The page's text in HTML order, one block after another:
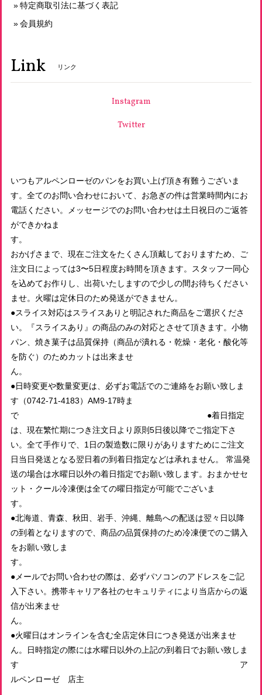
オーガニックシュガーの天然酵母メロンパン
2026/06/16
有機スペルト小麦のみ使用 古代小麦バゲット小
2026/06/16
有機玄米使用 発芽玄米食パン プレーン１山 スライスあり
2026/06/16
2026/06/16
2026/06/12
冷凍おまかせパンセット 3500円（送料込！）
2026/06/08
されておりました。 パンも美味しくいただきました。 送料
込みでご対応いただき、ありがとうございました。
2026/05/27
特定商取引法に基づく表記
会員規約
Link リンク
Instagram
Twitter
いつもアルペンローゼのパンをお買い上げ頂き有難うございま
す。全てのお問い合わせにおいて、お急ぎの件は営業時間内にお
電話ください。メッセージでのお問い合わせは土日祝日のご返答
ができかねま
す
おかげさまで、現在ご注文をたくさん頂戴しておりますため、ご
注文日によっては3〜5日程度お時間を頂きます。スタッフ一同心
を込めてお作りし、出荷いたしますので少しの間お待ちください
ませ。火曜は定休日のため発送ができません。
●スライス対応はスライスありと明記された商品をご選択くださ
い。『スライスあり』の商品のみの対応とさせて頂きます。小物
パン、焼き菓子は品質保持（商品が潰れる・乾燥・老化・酸化等
を防ぐ）のためカットは出来ませ
ん
●日時変更や数量変更は、必ずお電話でのご連絡をお願い致しま
す（0742-71-4183）AM9-17時ま
で ●着日指定
は、現在繁忙期につき注文日より原則5日後以降でご指定下さ
い。全て手作りで、1日の製造数に限りがありますためにご注文
日当日発送となる翌日着の到着日指定などは承れません。 常温発
送の場合は水曜日以外の着日指定でお願い致します。おまかせセ
ット・クール冷凍便は全ての曜日指定が可能でございま
す
●北海道、青森、秋田、岩手、沖縄、離島への配送は翌々日以降
の到着となりますので、商品の品質保持のため冷凍便でのご購入
をお願い致しま
す
●メールでお問い合わせの際は、必ずパソコンのアドレスをご記
入下さい。携帯キャリア各社のセキュリティにより当店からの返
信が出来ませ
ん
●火曜日はオンラインを含む全店定休日につき発送が出来ませ
ん。日時指定の際には水曜日以外の上記の到着日でお願い致しま
す ア
ルペンローゼ 店主